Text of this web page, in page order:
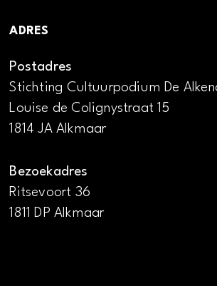
ADRES
Postadres
Stichting Cultuurpodium De
Louise de Colignystraat 15
1814 JA Alkmaar
Bezoekadres
Ritsevoort 36
1811 DP Alkmaar